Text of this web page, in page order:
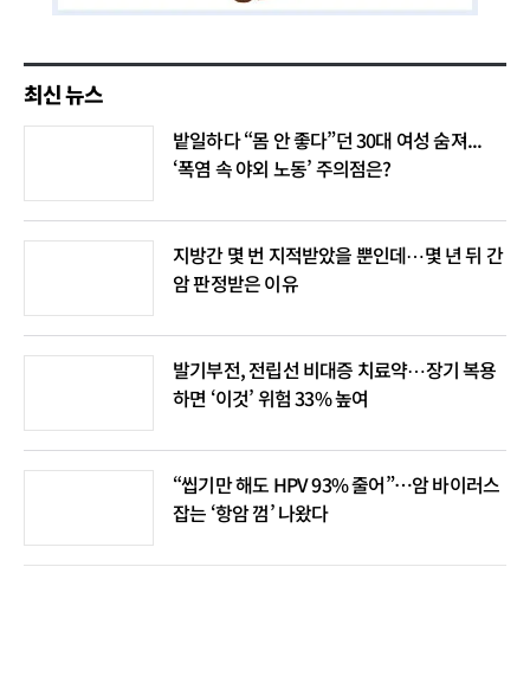
최신 뉴스
밭일하다 “몸 안 좋다”던 30대 여성 숨져...
‘폭염 속 야외 노동’ 주의점은?
지방간 몇 번 지적받았을 뿐인데⋯몇 년 뒤 간
암 판정받은 이유
발기부전, 전립선 비대증 치료약⋯장기 복용
하면 ‘이것’ 위험 33% 높여
“씹기만 해도 HPV 93% 줄어”…암 바이러스
잡는 ‘항암 껌’ 나왔다